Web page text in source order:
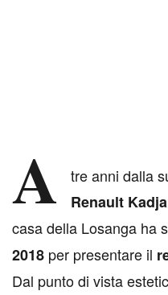
A
tre anni dalla
Renault
casa della Losanga ha
2018 per presentare il
Dal punto di vista